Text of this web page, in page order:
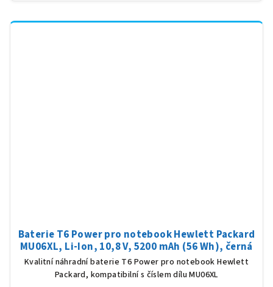
Baterie T6 Power pro notebook Hewlett Packard
MU06XL, Li-Ion, 10,8 V, 5200 mAh (56 Wh), černá
Kvalitní náhradní baterie T6 Power pro notebook Hewlett
Packard, kompatibilní s číslem dílu MU06XL